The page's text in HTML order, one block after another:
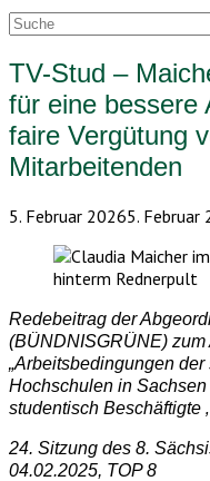
TV-Stud –
für eine bessere
faire Vergütung
Mitarbeitenden
5. Februar 20265. Februar
Redebeitrag der
(BÜNDNISGRÜNE)
„Arbeitsbedingungen
Hochschulen in
studentisch Beschäftigte
24. Sitzung des 8.
04.02.2025, TOP 8